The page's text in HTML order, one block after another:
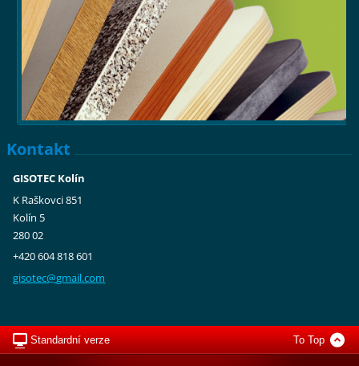
Kontakt
GISOTEC Kolín
K Raškovci 851
Kolín 5
280 02
+420 604 818 601
gisotec@gmail.com
Standardní verze To Top